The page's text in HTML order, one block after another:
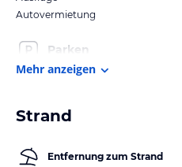
Autovermietung
Parken
Mehr anzeigen
Strand
Entfernung zum Strand